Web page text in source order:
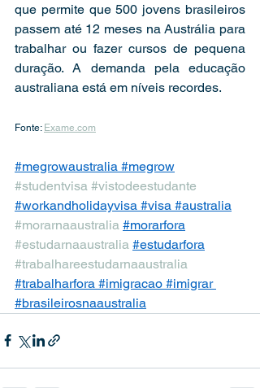
que permite que 500 jovens brasileiros
passem até 12 meses na Austrália para
trabalhar ou fazer cursos de pequena
duração. A demanda pela educação
australiana está em níveis recordes.
Fonte: Exame.com
#megrowaustralia #megrow
#studentvisa #vistodeestudante
#workandholidayvisa #visa #australia
#morarnaaustralia #morarfora
#estudarnaaustralia #estudarfora
#trabalhareestudarnaaustralia
#trabalharfora #imigracao #imigrar
#brasileirosnaaustralia